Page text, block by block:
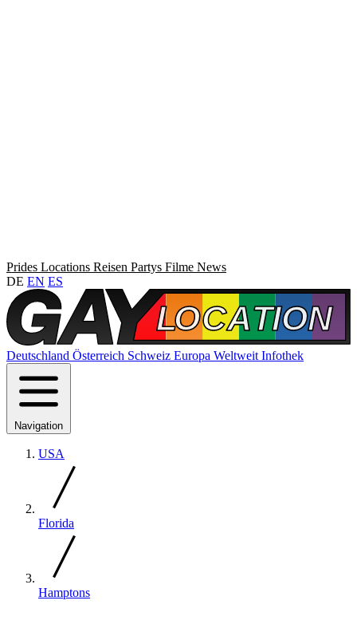
Prides Locations Reisen Partys Filme News
DE EN ES
Deutschland Österreich Schweiz Europa Weltweit Infothek
Navigation
USA
Florida
Hamptons